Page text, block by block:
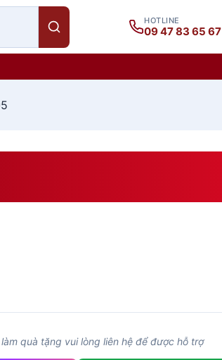
HOTLINE
09 47 83 65 67
quà tặng vui lòng liên hệ để được hỗ trợ